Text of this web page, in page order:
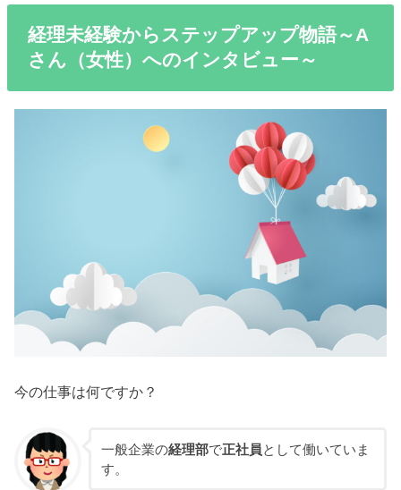
経理未経験からステップアップ物語～A
さん（女性）へのインタビュー～
今の仕事は何ですか？
一般企業の経理部で正社員として働いていま
す。